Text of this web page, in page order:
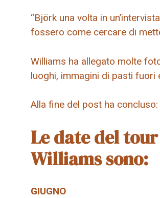
“Björk una volta in
fossero come cercare di
Williams ha allegato molte
luoghi, immagini di pasti
Alla fine del post ha concluso:
Le date del
Williams sono:
GIUGNO